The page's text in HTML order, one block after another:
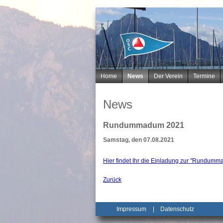
Navigation
Home News Der Verein Termine
News
Rundummadum 2021
Samstag, den 07.08.2021
Hier findet Ihr die Einladung zur
Zurück
Impressum Datenschutz